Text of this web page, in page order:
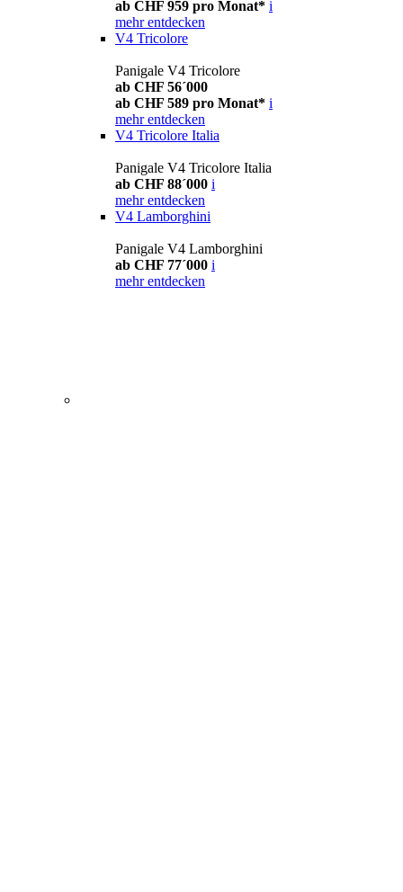
ab CHF 959 pro Monat* i
mehr entdecken
V4 Tricolore
Panigale V4 Tricolore
ab CHF 56´000
ab CHF 589 pro Monat* i
mehr entdecken
V4 Tricolore Italia
Panigale V4 Tricolore Italia
ab CHF 88´000 i
mehr entdecken
V4 Lamborghini
Panigale V4 Lamborghini
ab CHF 77´000 i
mehr entdecken